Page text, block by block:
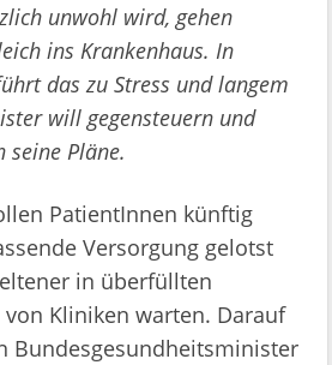
unwohl wird, gehen
ins Krankenhaus. In
das zu Stress und langem
will gegensteuern und
Pläne.
PatientInnen künftig
Versorgung gelotst
in überfüllten
Kliniken warten. Darauf
Bundesgesundheitsminister